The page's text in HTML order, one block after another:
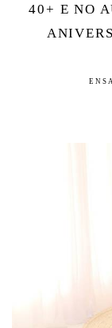
40+ E NO